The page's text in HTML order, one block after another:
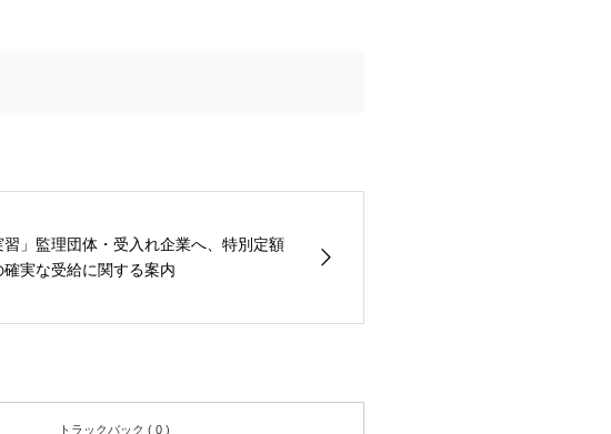
習」監理団体・受入れ企業へ、特別定額
確実な受給に関する案内
トラックバック ( 0 )